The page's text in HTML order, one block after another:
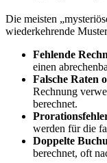
Die meisten
wiederkehrende
Fehlende
einen
Falsche Raten
Rechnung
berechnet.
werden für die
Doppelte
berechnet, oft